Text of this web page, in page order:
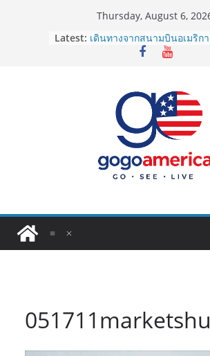
Thursday, August 6,
Latest: เดินทางจากสนามบินอเมริกา
2026: LAX, JFK, SFO ไปยังไง
ประเทศต้องรู้
ซิมการ์ดอเมริกา 2026: ใช้ยี่
ที่สุด? เปรียบเทียบครบจบใน
โอนเงินจากอเมริกากลับไทย
ประหยัดและคุ้มที่สุดในปี
VPN สำหรับใช้ในอเมริกา